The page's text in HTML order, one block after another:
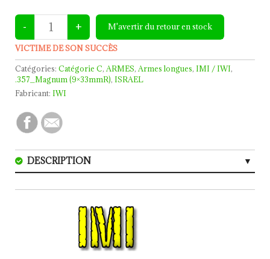
VICTIME DE SON SUCCÈS
Catégories: Catégorie C, ARMES, Armes longues, IMI / IWI,
.357_Magnum (9×33mmR), ISRAEL
Fabricant: IWI
DESCRIPTION